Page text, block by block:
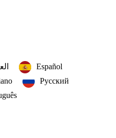
Español
Русский